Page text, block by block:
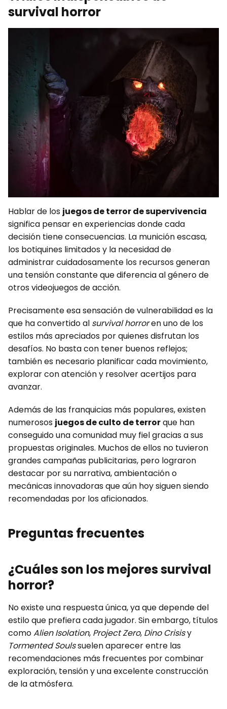
survival horror
Hablar de los juegos de terror de supervivencia
significa pensar en experiencias donde cada
decisión tiene consecuencias. La munición escasa,
los botiquines limitados y la necesidad de
administrar cuidadosamente los recursos generan
una tensión constante que diferencia al género de
otros videojuegos de acción.
Precisamente esa sensación de vulnerabilidad es la
que ha convertido al survival horroren uno de los
estilos más apreciados por quienes disfrutan los
desafíos. No basta con tener buenos reflejos;
también es necesario planificar cada movimiento,
explorar con atención y resolver acertijos para
avanzar.
Además de las franquicias más populares, existen
numerosos juegos de culto de terrorque han
conseguido una comunidad muy fiel gracias a sus
propuestas originales. Muchos de ellos no tuvieron
grandes campañas publicitarias, pero lograron
destacar por su narrativa, ambientación o
mecánicas innovadoras que aún hoy siguen siendo
recomendadas por los aficionados.
Preguntas frecuentes
¿Cuáles son los mejores survival
horror?
No existe una respuesta única, ya que depende del
estilo que prefiera cada jugador. Sin embargo, títulos
comoAlien Isolation, Project Zero, Dino Crisisy
Tormented Soulssuelen aparecer entre las
recomendaciones más frecuentes por combinar
exploración, tensión y una excelente construcción
de la atmósfera.